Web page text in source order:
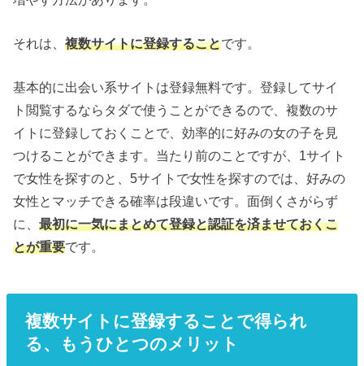
それは、複数サイトに登録することです。
基本的に出会い系サイトは登録無料です。登録してサイ
ト閲覧するならタダで使うことができるので、複数のサ
イトに登録しておくことで、効率的に好みの女の子を見
つけることができます。当たり前のことですが、1サイト
で女性を探すのと、5サイトで女性を探すのでは、好みの
女性とマッチできる確率は段違いです。面倒くさがらず
に、最初に一気にまとめて登録と認証を済ませておくこ
とが重要です。
複数サイトに登録することで得られ
る、もうひとつのメリット